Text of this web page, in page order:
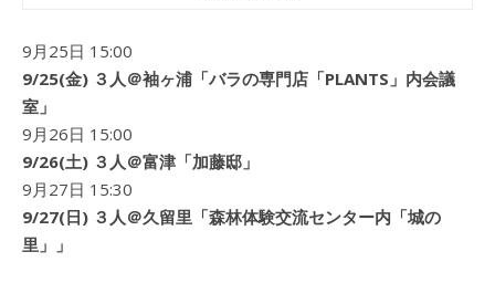
9月25日 15:00
9/25(金) ３人＠袖ヶ浦「バラの専門店「PLANTS」内会議
室」
9月26日 15:00
9/26(土) ３人＠富津「加藤邸」
9月27日 15:30
9/27(日) ３人＠久留里「森林体験交流センター内「城の
里」」